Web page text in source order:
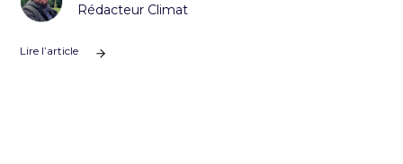
Rédacteur Climat
Lire l’article